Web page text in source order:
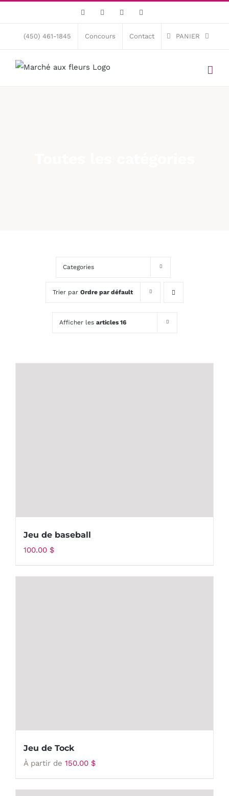
content
Facebook Instagram
(450) 461-1845 Concours Contact PANIER
Categories
Trier par Ordre par défault
Afficher les articles 16
Jeu de baseball
100.00 $
Jeu de Tock
À partir de 150.00 $